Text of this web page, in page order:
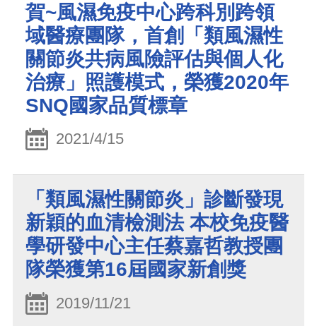
賀~風濕免疫中心跨科別跨領
域醫療團隊，首創「類風濕性
關節炎共病風險評估與個人化
治療」照護模式，榮獲2020年
SNQ國家品質標章
2021/4/15
「類風濕性關節炎」診斷發現
新穎的血清檢測法 本校免疫醫
學研發中心主任蔡嘉哲教授團
隊榮獲第16屆國家新創獎
2019/11/21